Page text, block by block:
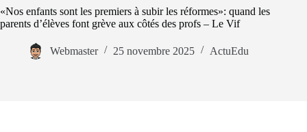
«Nos enfants sont les premiers à subir les réformes»: quand les
parents d’élèves font grève aux côtés des profs – Le Vif
Webmaster 25 novembre 2025 ActuEdu